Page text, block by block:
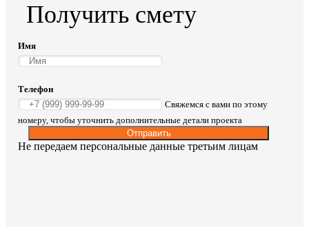
Получить смету
Имя
Телефон
Свяжемся с вами по этому
номеру, чтобы уточнить дополнительные детали проекта
Отправить
Не передаем персональные данные третьим лицам